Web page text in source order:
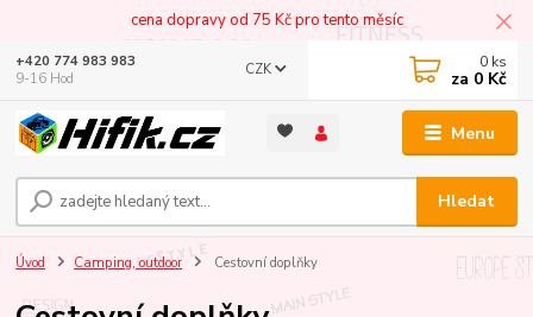
cena dopravy od 75 Kč pro tento měsíc
Menu
CZK
Hledat
+420 774 983 983
9-16 Hod
0 ks
za 0 Kč
Úvod Camping, outdoor Cestovní doplňky